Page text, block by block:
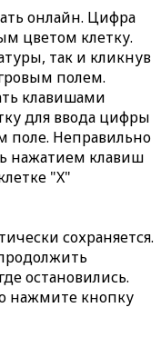
онлайн. Цифра
цветом клетку.
так и кликнув
полем.
клавишами
для ввода цифры
поле. Неправильно
нажатием клавиш
"X"
сохраняется.
остановились.
нажмите кнопку